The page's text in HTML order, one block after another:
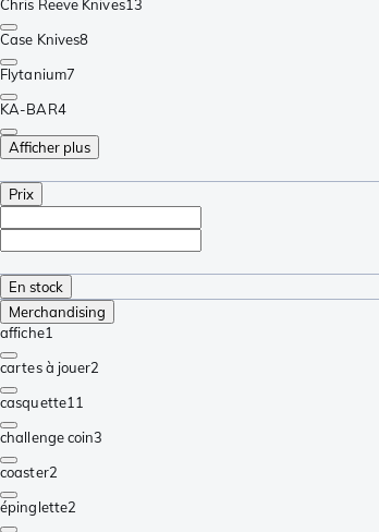
Chris Reeve Knives13
Case Knives8
Flytanium7
KA-BAR4
Afficher plus
Prix
En stock
Merchandising
affiche1
cartes à jouer2
casquette11
challenge coin3
coaster2
épinglette2